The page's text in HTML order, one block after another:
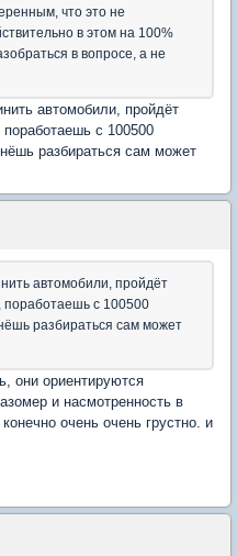
что это не
в этом на 100%
в вопросе, а не
автомобили, пройдёт
поработаешь с 100500
разбираться сам может
автомобили, пройдёт
поработаешь с 100500
разбираться сам может
они ориентируются
и насмотренность в
очень очень грустно. и